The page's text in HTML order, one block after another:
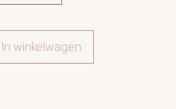
In winkelwagen